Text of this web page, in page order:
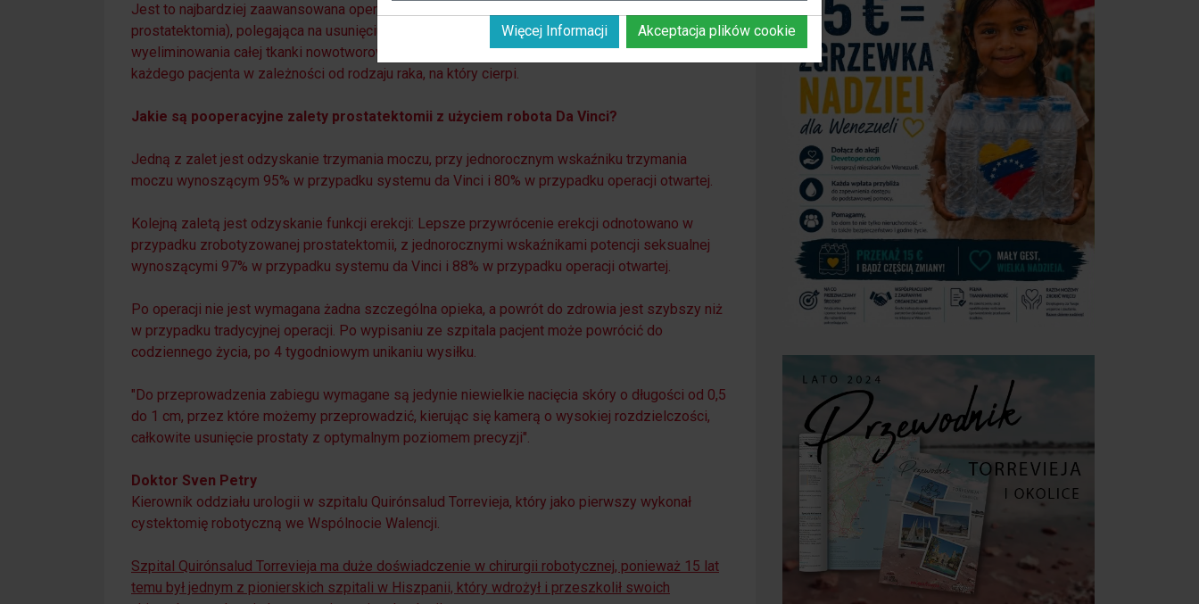
Jest to najbardziej zaawansowana operacja w leczeniu raka prostaty (zrobotyzowana radykalna
prostatektomia), polegająca na usunięciu prostaty i pęcherzyków nasiennych w celu
wyeliminowania całej tkanki nowotworowej, co ułatwia dostosowanie potrzeb chirurgicznych
każdego pacjenta w zależności od rodzaju raka, na który cierpi.
Jakie są pooperacyjne zalety prostatektomii z użyciem robota Da Vinci?
Jedną z zalet jest odzyskanie trzymania moczu, przy jednorocznym wskaźniku trzymania
moczu wynoszącym 95% w przypadku systemu da Vinci i 80% w przypadku operacji otwartej.
Kolejną zaletą jest odzyskanie funkcji erekcji: Lepsze przywrócenie erekcji odnotowano w
przypadku zrobotyzowanej prostatektomii, z jednorocznymi wskaźnikami potencji seksualnej
wynoszącymi 97% w przypadku systemu da Vinci i 88% w przypadku operacji otwartej.
Po operacji nie jest wymagana żadna szczególna opieka, a powrót do zdrowia jest szybszy niż
w przypadku tradycyjnej operacji. Po wypisaniu ze szpitala pacjent może powrócić do
codziennego życia, po 4 tygodniowym unikaniu wysiłku.
"Do przeprowadzenia zabiegu wymagane są jedynie niewielkie nacięcia skóry o długości od 0,5
do 1 cm, przez które możemy przeprowadzić, kierując się kamerą o wysokiej rozdzielczości,
całkowite usunięcie prostaty z optymalnym poziomem precyzji".
Doktor Sven Petry
Kierownik oddziału urologii w szpitalu Quirónsalud Torrevieja, który jako pierwszy wykonał
cystektomię robotyczną we Wspólnocie Walencji.
Szpital Quirónsalud Torrevieja ma duże doświadczenie w chirurgii robotycznej, ponieważ 15 lat
temu był jednym z pionierskich szpitali w Hiszpanii, który wdrożył i przeszkolił swoich
Więcej Informacji Akceptacja plików cookie